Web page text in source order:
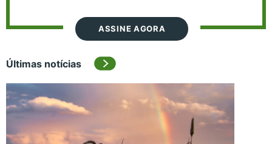
ASSINE AGORA
Últimas notícias